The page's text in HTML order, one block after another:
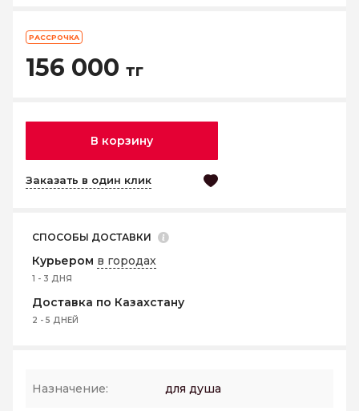
РАССРОЧКА
156 000 тг
В корзину
Заказать в один клик
СПОСОБЫ ДОСТАВКИ
Курьером в городах
1 - 3 ДНЯ
Доставка по Казахстану
2 - 5 ДНЕЙ
Назначение: для душа